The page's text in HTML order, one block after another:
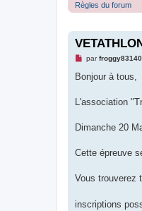
Règles du forum
M
s
g
o
u
parfroggy83140
Bonjour à tous,
L'association
Dimanche 20
Cette épreuve
Vous trouverez
inscriptions